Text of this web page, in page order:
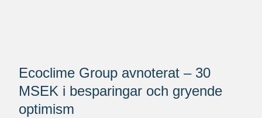
Ecoclime Group avnoterat – 30
MSEK i besparingar och gryende
optimism